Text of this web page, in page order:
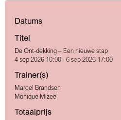
Datums
Titel
De Ont-dekking – Een nieuwe stap
4 sep 2026 10:00 - 6 sep 2026 17:00
Trainer(s)
Marcel Brandsen
Monique Mizee
Totaalprijs